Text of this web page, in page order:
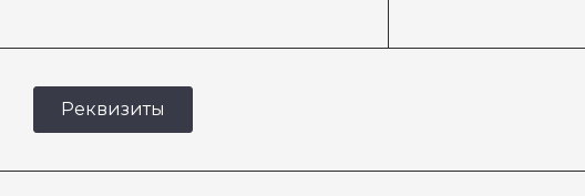
Реквизиты